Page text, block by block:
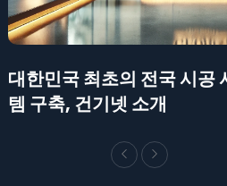
대한민국 최초의 전국 시공
템 구축, 건기넷 소개